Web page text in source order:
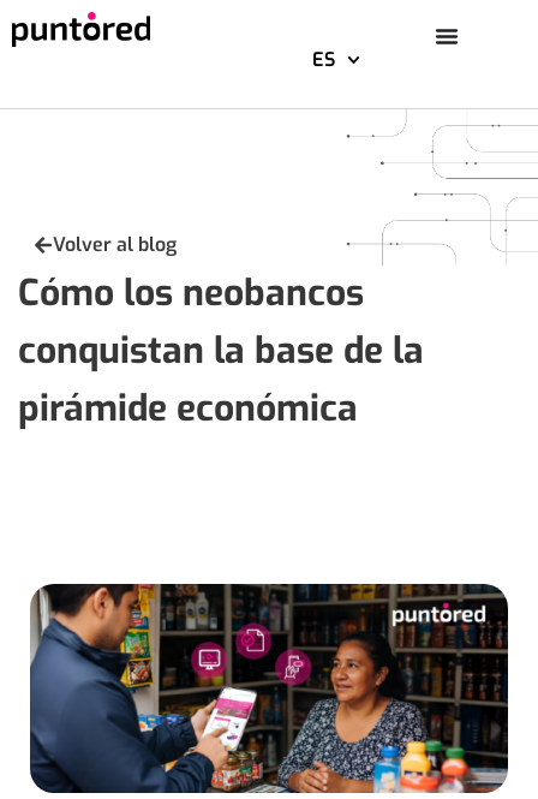
contenido
ES
Volver al blog
Cómo los neobancos
conquistan la base de la
pirámide económica